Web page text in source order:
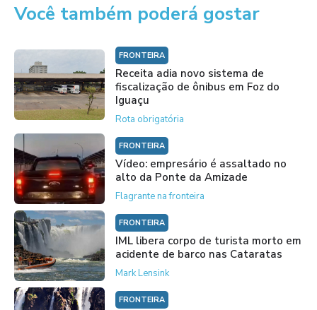
Você também poderá gostar
FRONTEIRA
Receita adia novo sistema de
fiscalização de ônibus em Foz do
Iguaçu
Rota obrigatória
FRONTEIRA
Vídeo: empresário é assaltado no
alto da Ponte da Amizade
Flagrante na fronteira
FRONTEIRA
IML libera corpo de turista morto em
acidente de barco nas Cataratas
Mark Lensink
FRONTEIRA